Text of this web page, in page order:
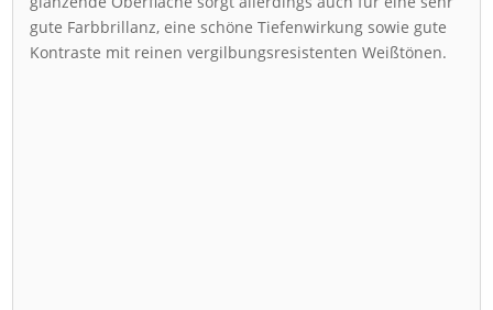
gute Farbbrillanz, eine schöne Tiefenwirkung sowie gute
Kontraste mit reinen vergilbungsresistenten Weißtönen.